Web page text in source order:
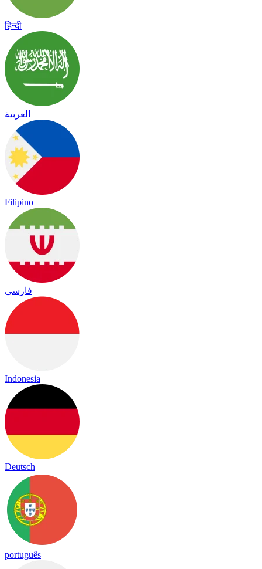
हिन्दी
العربية
Filipino
فارسی
Indonesia
Deutsch
português